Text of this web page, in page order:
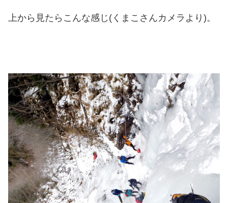
上から見たらこんな感じ(くまこさんカメラより)。